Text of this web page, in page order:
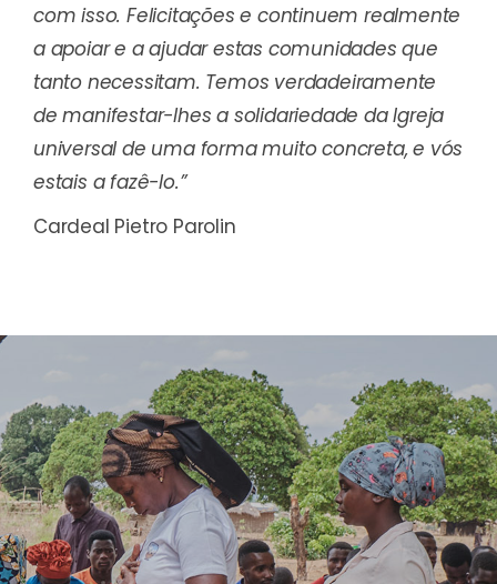
com isso. Felicitações e continuem realmente
a apoiar e a ajudar estas comunidades que
tanto necessitam. Temos verdadeiramente
de manifestar-lhes a solidariedade da Igreja
universal de uma forma muito concreta, e vós
estais a fazê-lo.”
Cardeal Pietro Parolin